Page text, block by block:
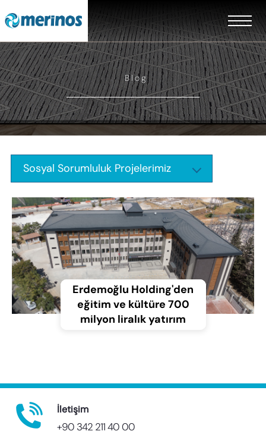
EN
Blog
Sosyal Sorumluluk Projelerimiz
Erdemoğlu Holding'den
eğitim ve kültüre 700
milyon liralık yatırım
İletişim
+90 342 211 40 00